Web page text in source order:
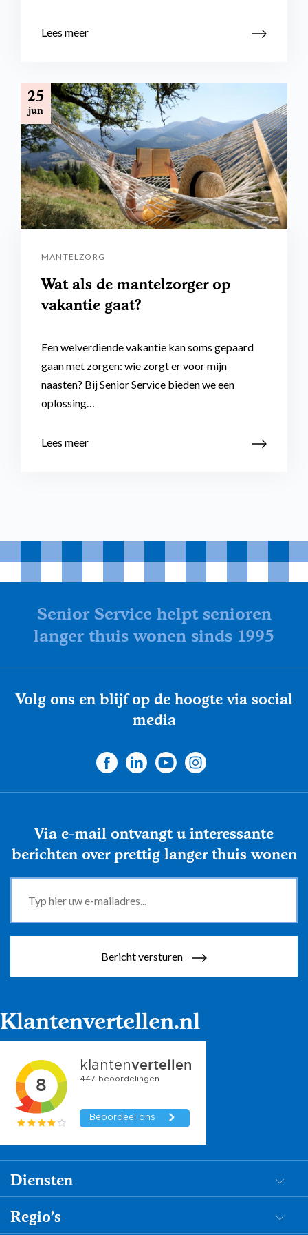
Lees meer
25
jun
MANTELZORG
Wat als de mantelzorger op
vakantie gaat?
Een welverdiende vakantie kan soms gepaard
gaan met zorgen: wie zorgt er voor mijn
naasten? Bij Senior Service bieden we een
oplossing…
Lees meer
Senior Service helpt senioren
langer thuis wonen sinds 1995
Volg ons en blijf op de hoogte via social
media
Via e-mail ontvangt u interessante
berichten over prettig langer thuis wonen
Bericht versturen
Klantenvertellen.nl
Diensten
Dementiezorg
Begeleiding
Regio's